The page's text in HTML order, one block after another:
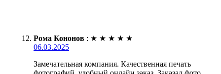
Рома Кононов : ★ ★ ★ ★ ★
06.03.2025
Замечательная компания. Качественная печать